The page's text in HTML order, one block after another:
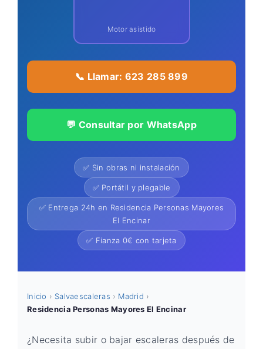
Motor asistido
📞 Llamar: 623 285 899
💬 Consultar por WhatsApp
✅ Sin obras ni instalación
✅ Portátil y plegable
✅ Entrega 24h en Residencia Personas Mayores
El Encinar
✅ Fianza 0€ con tarjeta
Inicio › Salvaescaleras › Madrid ›
Residencia Personas Mayores El Encinar
¿Necesita subir o bajar escaleras después de